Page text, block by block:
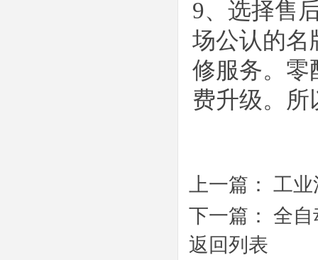
9、 选择售
场公认的名
修服务。零
费升级。所
上一篇： 工业
下一篇： 全自
返回列表